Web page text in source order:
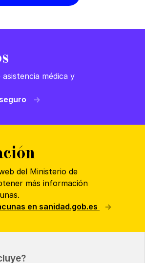
médica y
del Ministerio de
más información
en sanidad.gob.es